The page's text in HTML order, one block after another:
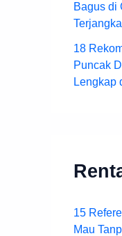
Bagus di
18
Puncak
Lengkap
15
Mau